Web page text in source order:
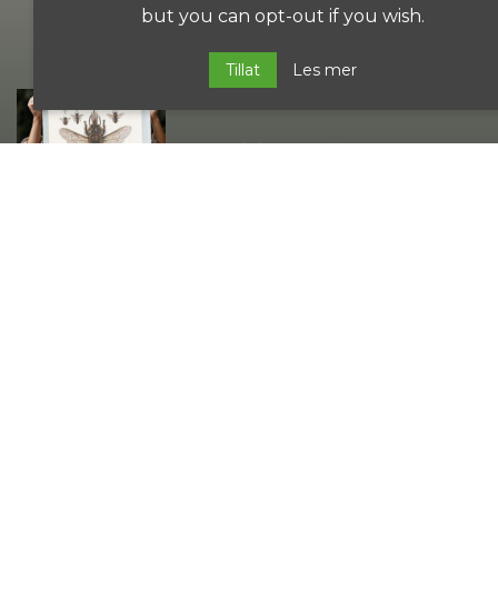
POPULÆRE PRODUKTER
Naturplakater for barn – Stor
but you can opt-out if you wish.
Tillat Les mer